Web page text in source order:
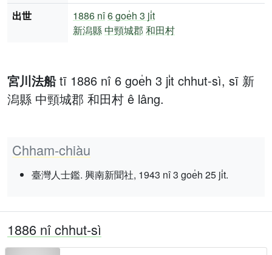
宮川法船tī 1886 nî 6 goe̍h 3 ji̍t chhut-sì, sī 新
潟縣 中頸城郡 和田村 ê lâng.
Chham-chiàu
臺灣人士鑑. 興南新聞社, 1943 nî 3 goe̍h 25 ji̍t.
出世 1886 nî6 goe̍h 3 ji̍t
新潟縣中頸城郡 和田村
1886 nî chhut-sì